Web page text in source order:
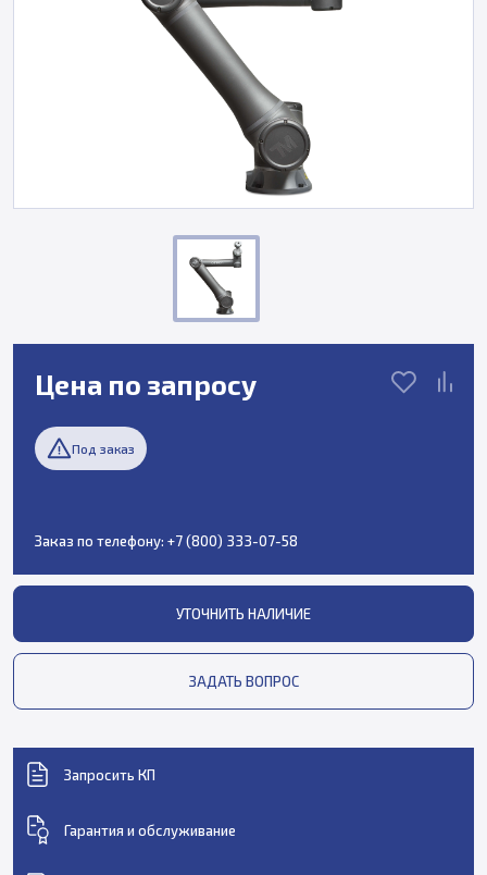
Цена по запросу
Под заказ
Заказ по телефону: +7 (800) 333-07-58
УТОЧНИТЬ НАЛИЧИЕ
ЗАДАТЬ ВОПРОС
Запросить КП
Гарантия и обслуживание